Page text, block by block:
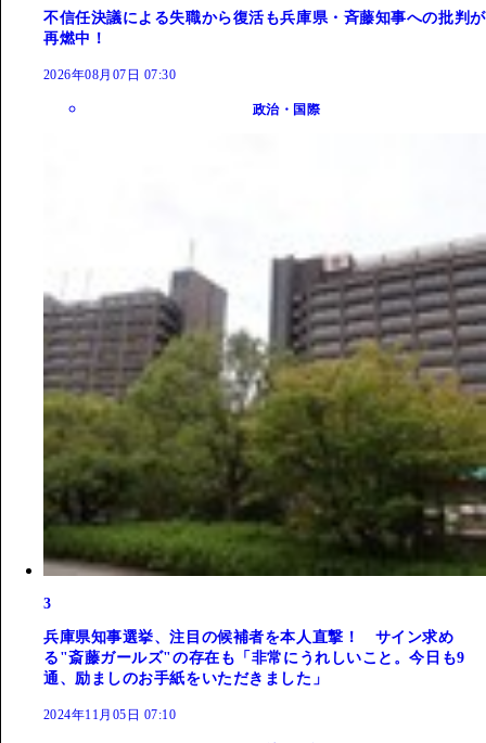
不信任決議による失職から復活も兵庫県・斉藤知事への批判が
再燃中！
2026年08月07日 07:30
政治・国際
3
兵庫県知事選挙、注目の候補者を本人直撃！ サイン求め
る"斎藤ガールズ"の存在も「非常にうれしいこと。今日も9
通、励ましのお手紙をいただきました」
2024年11月05日 07:10